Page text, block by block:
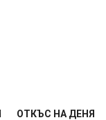
ОТКЪС НА ДЕНЯ